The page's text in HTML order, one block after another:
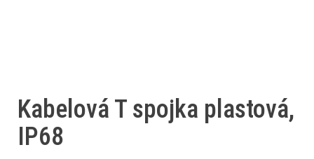
Kabelová T spojka plastová,
IP68